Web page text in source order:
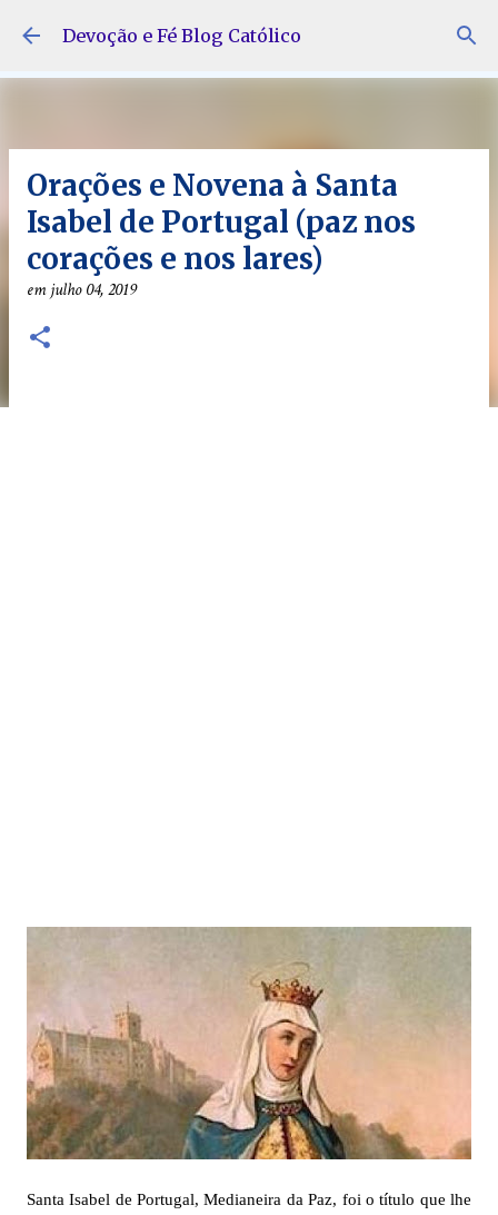
Pular para o conteúdo principal
Devoção e Fé Blog Católico
Orações e Novena à Santa
Isabel de Portugal (paz nos
corações e nos lares)
emjulho 04, 2019
Santa Isabel de Portugal, Medianeira da Paz, foi o título que lhe